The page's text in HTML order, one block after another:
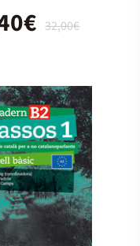
32,00€